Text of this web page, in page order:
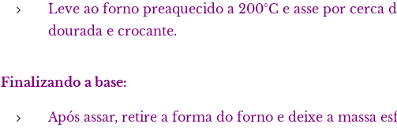
Leve ao forno preaquecido a 200°C e asse por cerca
dourada e crocante.
Finalizando a base:
Após assar, retire a forma do forno e deixe a massa